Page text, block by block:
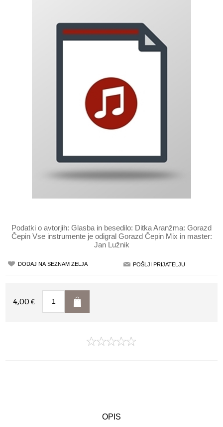
Podatki o avtorjih: Glasba in besedilo: Ditka Aranžma: Gorazd
Čepin Vse instrumente je odigral Gorazd Čepin Mix in master:
Jan Lužnik
4,00 €
OPIS